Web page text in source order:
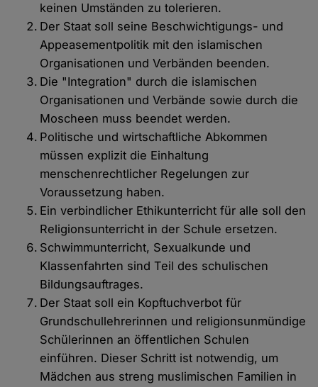
keinen Umständen zu tolerieren.
Der Staat soll seine Beschwichtigungs- und
Appeasementpolitik mit den islamischen
Organisationen und Verbänden beenden.
Die "Integration" durch die islamischen
Organisationen und Verbände sowie durch die
Moscheen muss beendet werden.
Politische und wirtschaftliche Abkommen
müssen explizit die Einhaltung
menschenrechtlicher Regelungen zur
Voraussetzung haben.
Ein verbindlicher Ethikunterricht für alle soll den
Religionsunterricht in der Schule ersetzen.
Schwimmunterricht, Sexualkunde und
Klassenfahrten sind Teil des schulischen
Bildungsauftrages.
Der Staat soll ein Kopftuchverbot für
Grundschullehrerinnen und religionsunmündige
Schülerinnen an öffentlichen Schulen
einführen. Dieser Schritt ist notwendig, um
Mädchen aus streng muslimischen Familien in